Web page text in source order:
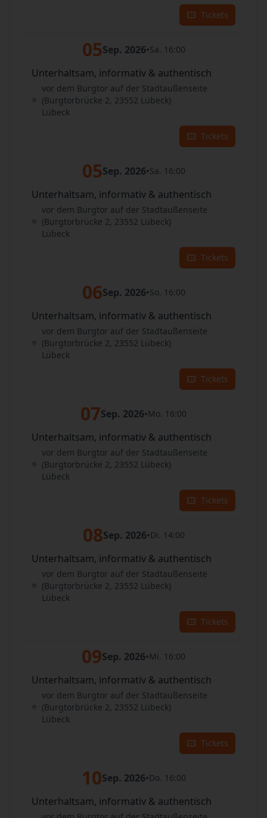
Tickets
05Sep. 2026•Sa. 16:00
Unterhaltsam, informativ & authentisch
vor dem Burgtor auf der Stadtaußenseite
(Burgtorbrücke 2, 23552 Lübeck)
Lübeck
Tickets
05Sep. 2026•Sa. 16:00
Unterhaltsam, informativ & authentisch
vor dem Burgtor auf der Stadtaußenseite
(Burgtorbrücke 2, 23552 Lübeck)
Lübeck
Tickets
06Sep. 2026•So. 16:00
Unterhaltsam, informativ & authentisch
vor dem Burgtor auf der Stadtaußenseite
(Burgtorbrücke 2, 23552 Lübeck)
Lübeck
Tickets
07Sep. 2026•Mo. 16:00
Unterhaltsam, informativ & authentisch
vor dem Burgtor auf der Stadtaußenseite
(Burgtorbrücke 2, 23552 Lübeck)
Lübeck
Tickets
08Sep. 2026•Di. 14:00
Unterhaltsam, informativ & authentisch
vor dem Burgtor auf der Stadtaußenseite
(Burgtorbrücke 2, 23552 Lübeck)
Lübeck
Tickets
09Sep. 2026•Mi. 16:00
Unterhaltsam, informativ & authentisch
vor dem Burgtor auf der Stadtaußenseite
(Burgtorbrücke 2, 23552 Lübeck)
Lübeck
Tickets
10Sep. 2026•Do. 16:00
Unterhaltsam, informativ & authentisch